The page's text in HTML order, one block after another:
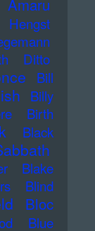
Ditto
Bill
Billy
Birth
Black
Blake
Blind
Bloc
Blue